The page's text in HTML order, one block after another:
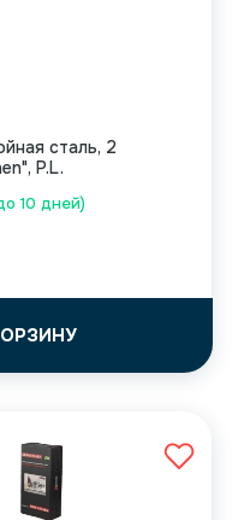
10 дней)
сталь, 2
P.L.